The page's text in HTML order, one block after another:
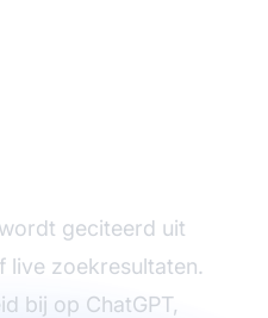
geciteerd uit
live zoekresultaten.
bij op ChatGPT,